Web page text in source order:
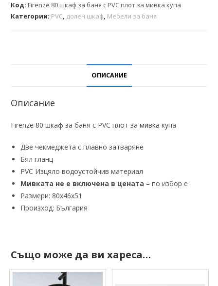
Код:Firenze 80 шкаф за баня с PVC плот за мивка купа
Категории: PVC, долен шкаф, Мебели за баня
ОПИСАНИЕ
Описание
Firenze 80 шкаф за баня с PVC плот за мивка купа
Две чекмеджета с плавно затваряне
Бял гланц
PVC Изцяло водоустойчив материал
Мивката не е включена в цената – по избор е
Размери: 80х46х51
Произход: България
Също може да ви хареса…